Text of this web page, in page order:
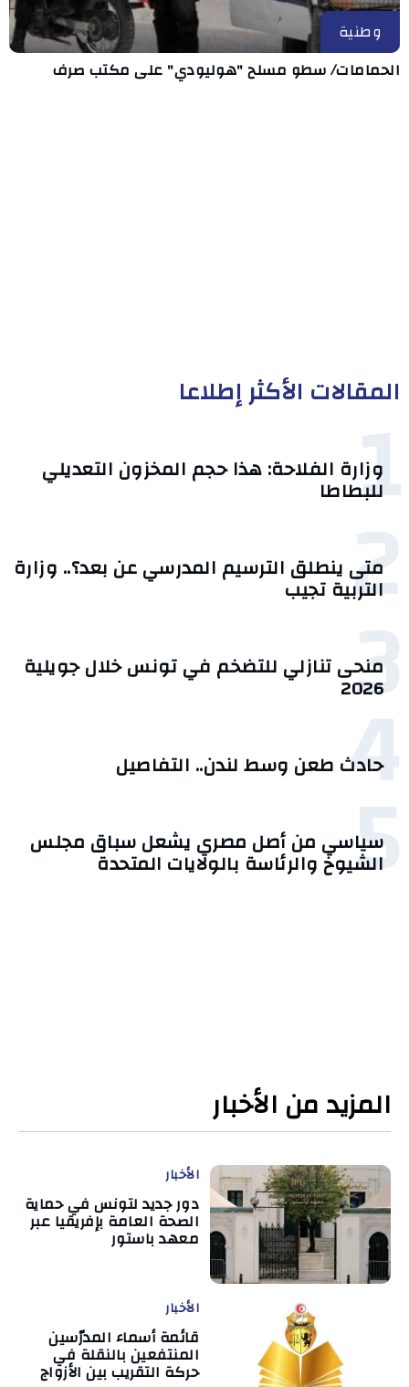
وطنية
الحمامات/ سطو مسلح "هوليودي" على مكتب صرف
المقالات الأكثر إطلاعا
1
وزارة الفلاحة: هذا حجم المخزون التعديلي
للبطاطا
2
متى ينطلق الترسيم المدرسي عن بعد؟.. وزارة
التربية تجيب
3 منحى تنازلي ‎للتضخم في تونس خلال جويلية
2026‎
4
حادث طعن وسط لندن.. التفاصيل
5
سياسي من أصل مصري يشعل سباق مجلس
الشيوخ والرئاسة بالولايات المتحدة
المزيد من الأخبار
الأخبار
دور جديد لتونس في حماية
الصحة العامة بإفريقيا عبر
معهد باستور
الأخبار
قائمة أسماء المدرّسين
المنتفعين بالنقلة في
حركة التقريب بين الأزواج